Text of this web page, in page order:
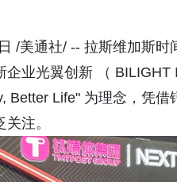
/美通社/ -- 拉斯维加斯
业光翼创新 （
Better Life" 为理念，凭
注。